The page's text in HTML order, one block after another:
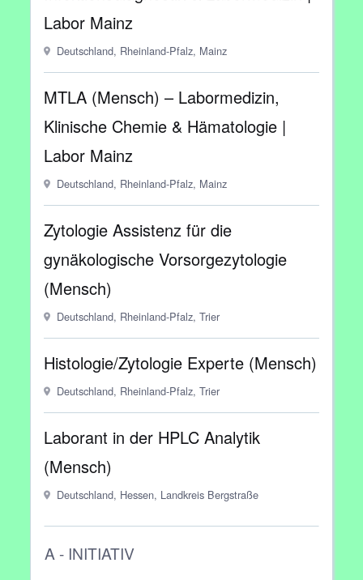
Labor Mainz
Deutschland, Rheinland-Pfalz, Mainz
MTLA (Mensch) – Labormedizin,
Klinische Chemie & Hämatologie |
Labor Mainz
Deutschland, Rheinland-Pfalz, Mainz
Zytologie Assistenz für die
gynäkologische Vorsorgezytologie
(Mensch)
Deutschland, Rheinland-Pfalz, Trier
Histologie/Zytologie Experte (Mensch)
Deutschland, Rheinland-Pfalz, Trier
Laborant in der HPLC Analytik
(Mensch)
Deutschland, Hessen, Landkreis Bergstraße
A - INITIATIV